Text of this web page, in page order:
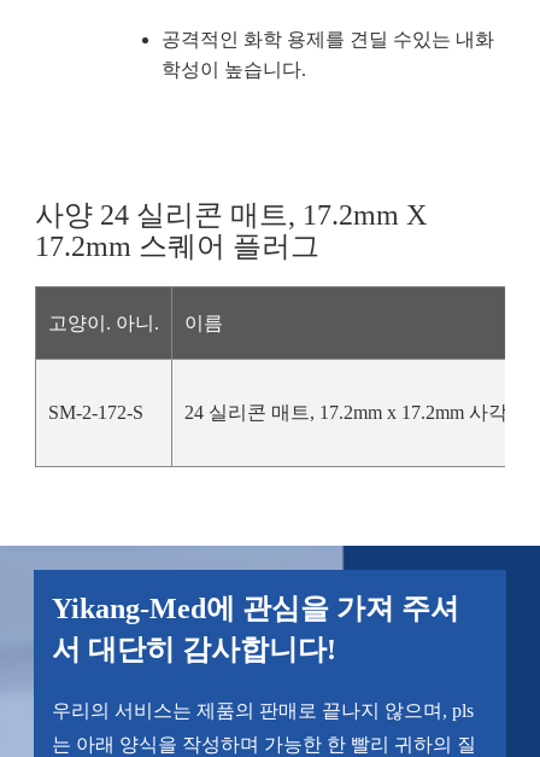
공격적인 화학 용제를 견딜 수있는 내화
학성이 높습니다.
사양 24 실리콘 매트, 17.2mm X
17.2mm 스퀘어 플러그
고양이. 아니. 이름
SM-2-172-S 24 실리콘 매트, 17.2mm x 17.2mm 사각형
Yikang-Med에 관심을 가져 주셔
서 대단히 감사합니다!
우리의 서비스는 제품의 판매로 끝나지 않으며, pls
는 아래 양식을 작성하며 가능한 한 빨리 귀하의 질